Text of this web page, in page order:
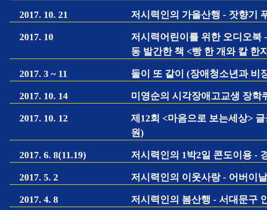
2017. 10. 21 저시력인의 가을산행 - 잣향기
2017. 10
저시력어린이를 위한 오디오북
동 발간한 책 <빵 한 개와 칼 한
2017. 3 ~ 11 둘이 또 같이 (장애청소년과 비
2017. 10. 14 미영순의 시각장애고교생 장학
2017. 10. 12
제12회 <마음으로 보는세상>
원)
2017. 6. 8(11.19) 저시력인의 1박2일 콘도이용 -
2017. 5. 2 저시력인의 이웃사랑 - 어버이
2017. 4. 8 저시력인의 봄산행 - 서대문구